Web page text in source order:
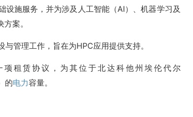
施服务，并为涉及人工智能（AI）、机器学习及
案。
管理工作，旨在为HPC应用提供支持。
租赁协议，为其位于北达科他州埃伦代尔
的电力容量。